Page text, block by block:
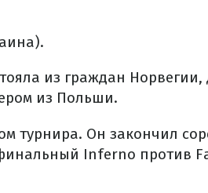
из граждан
из Польши.
турнира. Он закончил
Inferno против